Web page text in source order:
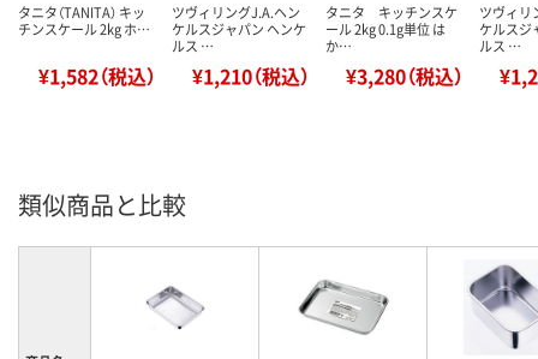
タニタ（TANITA） キッ
チンスケール 2kg ホ…
¥1,582（税込）
ツヴィリングJ.A.ヘン
ケルスジャパン ヘンケ
ルス …
¥1,210（税込）
タニタ キッチンスケ
ール 2kg 0.1g単位 は
か…
¥3,280（税込）
ツヴィリ
ケルスジ
ルス …
類似商品と比較